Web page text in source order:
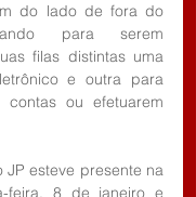
do lado de fora do
para serem
filas distintas uma
e outra para
ou efetuarem
esteve presente na
feira, 8 de janeiro e